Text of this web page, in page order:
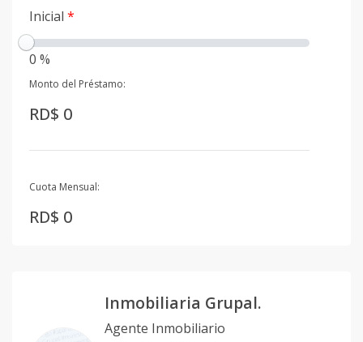
Inicial *
0 %
Monto del Préstamo:
RD$ 0
Cuota Mensual:
RD$ 0
Inmobiliaria Grupal.
Agente Inmobiliario